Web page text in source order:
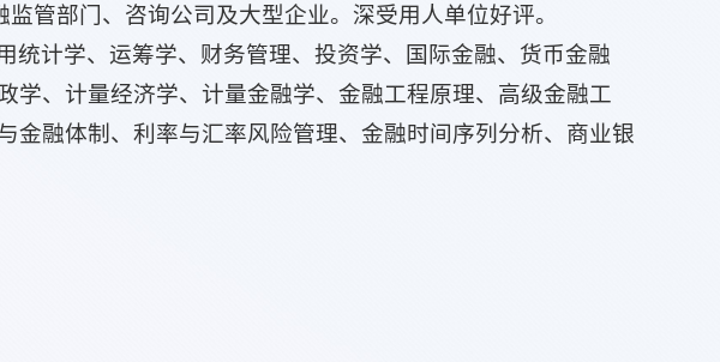
管部门、咨询公司及大型企业。深受用人单位好评。
统计学、运筹学、财务管理、投资学、国际金融、货币金融
学、计量经济学、计量金融学、金融工程原理、高级金融工
金融体制、利率与汇率风险管理、金融时间序列分析、商业银